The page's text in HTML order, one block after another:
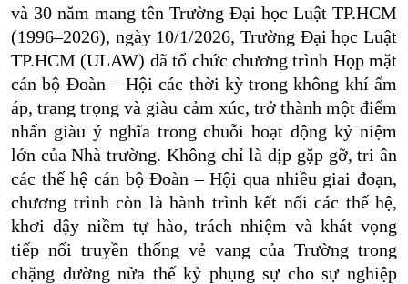
và 30 năm mang tên Trường Đại học Luật TP.HCM
(1996–2026), ngày 10/1/2026, Trường Đại học Luật
TP.HCM (ULAW) đã tổ chức chương trình Họp mặt
cán bộ Đoàn – Hội các thời kỳtrong không khí ấm
áp, trang trọng và giàu cảm xúc, trở thành một điểm
nhấn giàu ý nghĩa trong chuỗi hoạt động kỷ niệm
lớn của Nhà trường. Không chỉ là dịp gặp gỡ, tri ân
các thế hệ cán bộ Đoàn – Hội qua nhiều giai đoạn,
chương trình còn là hành trình kết nối các thế hệ,
khơi dậy niềm tự hào, trách nhiệm và khát vọng
tiếp nối truyền thống vẻ vang của Trường trong
chặng đường nửa thế kỷ phụng sự cho sự nghiệp